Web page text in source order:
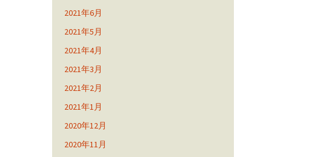
2021年6月
2021年5月
2021年4月
2021年3月
2021年2月
2021年1月
2020年12月
2020年11月